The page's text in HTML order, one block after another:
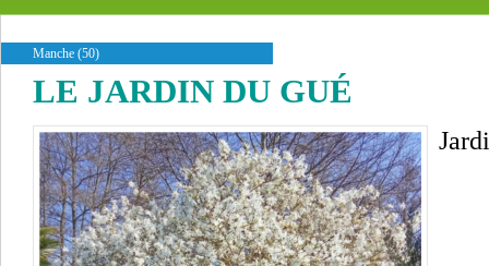
Manche (50)
LE JARDIN DU GUÉ